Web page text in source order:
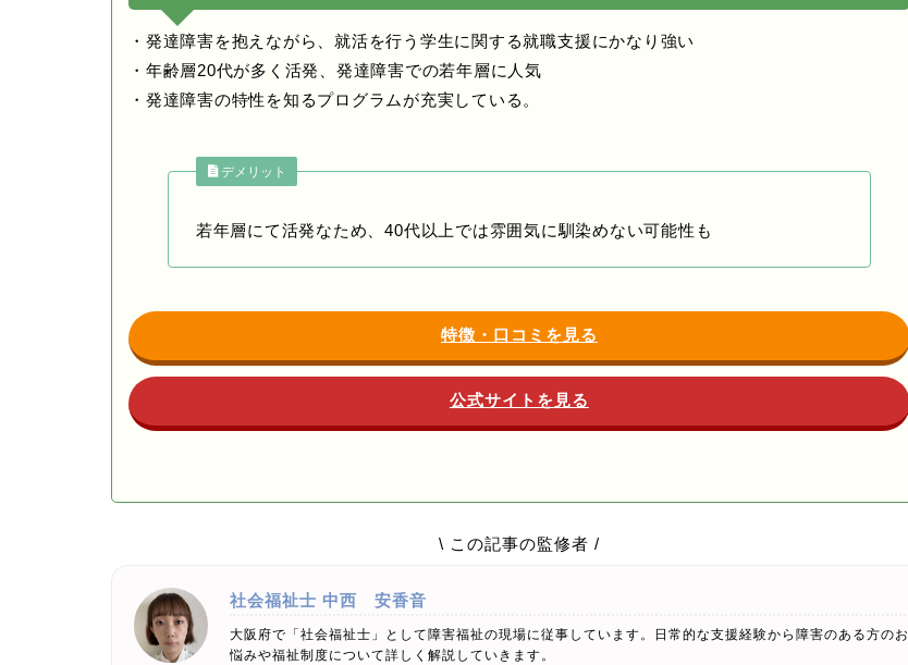
・発達障害を抱えながら、就活を行う学生に関する就職支援にかなり強い
・年齢層20代が多く活発、発達障害での若年層に人気
・発達障害の特性を知るプログラムが充実している。
デメリット
若年層にて活発なため、40代以上では雰囲気に馴染めない可能性も
特徴・口コミを見る
公式サイトを見る
\ この記事の監修者 /
社会福祉士中西 安香音
大阪府で「社会福祉士」として障害福祉の現場に従事しています。日常的な支援経験から障害のある方のお
悩みや福祉制度について詳しく解説していきます。